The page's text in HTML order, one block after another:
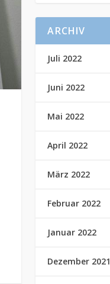
ARCHIV
Juli 2022
Juni 2022
Mai 2022
April 2022
März 2022
Februar 2022
Januar 2022
Dezember 2021